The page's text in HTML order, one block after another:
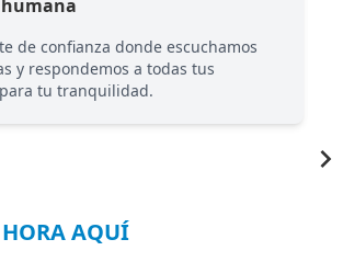
de confianza donde escuchamos
y respondemos a todas tus
tu tranquilidad.
AQUÍ